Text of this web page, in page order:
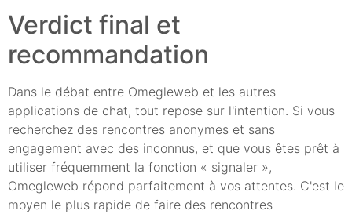
Verdict final et
recommandation
Dans le débat entre Omegleweb et les autres
applications de chat, tout repose sur l'intention. Si vous
recherchez des rencontres anonymes et sans
engagement avec des inconnus, et que vous êtes prêt à
utiliser fréquemment la fonction « signaler »,
Omegleweb répond parfaitement à vos attentes. C'est le
moyen le plus rapide de faire des rencontres